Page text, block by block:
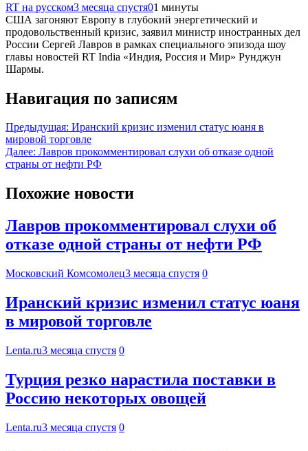
RT на русском3 месяца спустя01 минуты
США загоняют Европу в глубокий энергетический и
продовольственный кризис, заявил министр иностранных дел
России Сергей Лавров в рамках специального эпизода шоу
главы новостей RT India «Индия, Россия и Мир» Рунджун
Шармы.
Навигация по записям
Предыдущая: Иранский кризис изменил статус юаня в
мировой торговле
Далее: Лавров прокомментировал слухи об отказе одной
страны от нефти РФ
Похожие новости
Лавров прокомментировал слухи об
отказе одной страны от нефти РФ
Московский Комсомолец3 месяца спустя 0
Иранский кризис изменил статус юаня
в мировой торговле
Lenta.ru3 месяца спустя 0
Турция резко нарастила поставки в
Россию некоторых овощей
Lenta.ru3 месяца спустя 0